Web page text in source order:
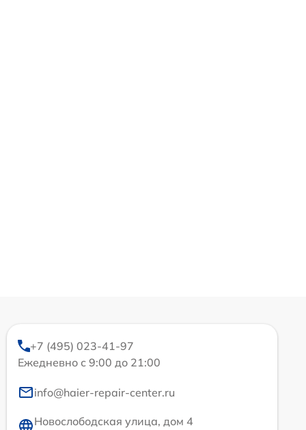
+7 (495) 023-41-97
Ежедневно с 9:00 до 21:00
info@haier-repair-center.ru
Новослободская улица, дом 4